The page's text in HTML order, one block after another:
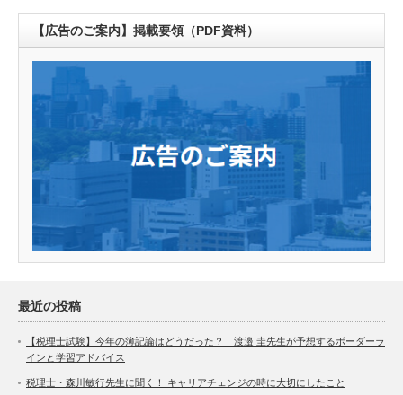
【広告のご案内】掲載要領（PDF資料）
最近の投稿
【税理士試験】今年の簿記論はどうだった？ 渡邉 圭先生が予想するボーダーラ
インと学習アドバイス
税理士・森川敏行先生に聞く！ キャリアチェンジの時に大切にしたこと